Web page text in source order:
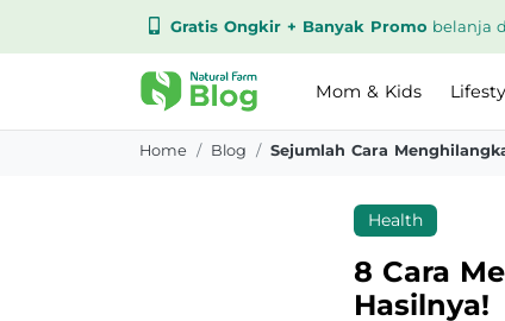
Gratis Ongkir + Banyak Promo belanja
Mom & Kids
Home Blog
Health
8 Cara
Hasilnya!